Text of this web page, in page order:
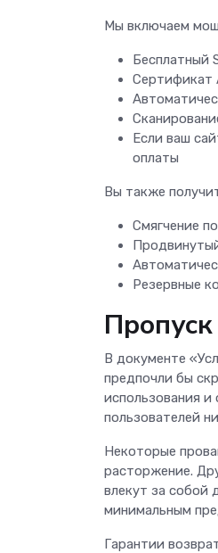
Мы включаем
Бесплатный
Сертификат
Если ваш
оплаты
Вы также
Смягчение
Резервные
В документе
предпочли бы
использования
пользователей
Некоторые
расторжение.
влекут за собой
минимальным
Гарантии